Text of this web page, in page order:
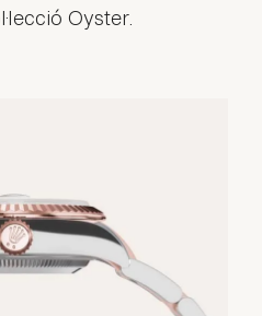
Oyster.